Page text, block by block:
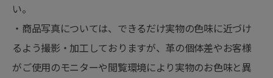
い。
・商品写真については、できるだけ実物の色味に近づけ
るよう撮影・加工しておりますが、革の個体差やお客様
がご使用のモニターや閲覧環境により実物のお色味と異